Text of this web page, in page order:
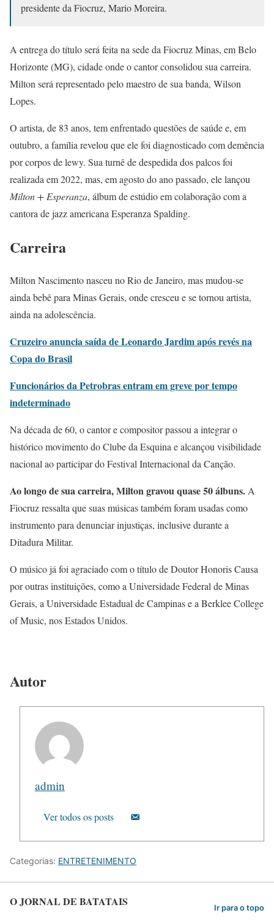
presidente da Fiocruz, Mario Moreira.
A entrega do título será feita na sede da Fiocruz Minas, em Belo
Horizonte (MG), cidade onde o cantor consolidou sua carreira.
Milton será representado pelo maestro de sua banda, Wilson
Lopes.
O artista, de 83 anos, tem enfrentado questões de saúde e, em
outubro, a família revelou que ele foi diagnosticado com demência
por corpos de lewy. Sua turnê de despedida dos palcos foi
realizada em 2022, mas, em agosto do ano passado, ele lançou
Milton + Esperanza, álbum de estúdio em colaboração com a
cantora de jazz americana Esperanza Spalding.
Carreira
Milton Nascimento nasceu no Rio de Janeiro, mas mudou-se
ainda bebê para Minas Gerais, onde cresceu e se tornou artista,
ainda na adolescência.
Cruzeiro anuncia saída de Leonardo Jardim após revés na
Copa do Brasil
Funcionários da Petrobras entram em greve por tempo
indeterminado
Na década de 60, o cantor e compositor passou a integrar o
histórico movimento do Clube da Esquina e alcançou visibilidade
nacional ao participar do Festival Internacional da Canção.
Ao longo de sua carreira, Milton gravou quase 50 álbuns.A
Fiocruz ressalta que suas músicas também foram usadas como
instrumento para denunciar injustiças, inclusive durante a
Ditadura Militar.
O músico já foi agraciado com o título de Doutor Honoris Causa
por outras instituições, como a Universidade Federal de Minas
Gerais, a Universidade Estadual de Campinas e a Berklee College
of Music, nos Estados Unidos.
Autor
admin
Ver todos os posts
Categorias: ENTRETENIMENTO
O JORNAL DE BATATAIS Ir para o topo